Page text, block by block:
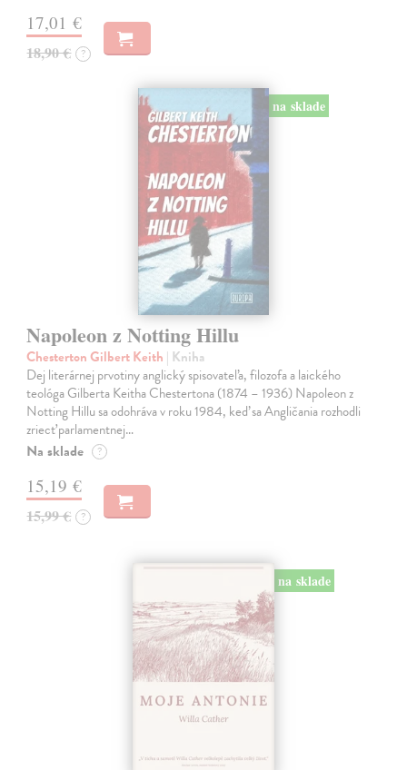
17,01 €
18,90 € ?
na sklade
Napoleon z Notting Hillu
Chesterton Gilbert Keith | Kniha
Dej literárnej prvotiny anglický spisovateľa, filozofa a laického
teológa Gilberta Keitha Chestertona (1874 – 1936) Napoleon z
Notting Hillu sa odohráva v roku 1984, keď sa Angličania rozhodli
zriecť parlamentnej…
Na sklade ?
15,19 €
15,99 € ?
na sklade